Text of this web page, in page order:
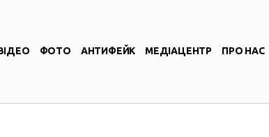
ФОТО АНТИФЕЙК МЕДІАЦЕНТР ПРО НАС